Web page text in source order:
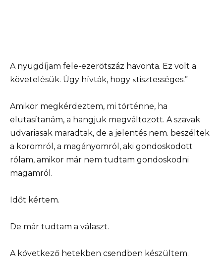
A nyugdíjam fele-ezerötszáz havonta. Ez volt a
követelésük. Úgy hívták, hogy «tisztességes.”
Amikor megkérdeztem, mi történne, ha
elutasítanám, a hangjuk megváltozott. A szavak
udvariasak maradtak, de a jelentés nem. beszéltek
a koromról, a magányomról, aki gondoskodott
rólam, amikor már nem tudtam gondoskodni
magamról.
Időt kértem.
De már tudtam a választ.
A következő hetekben csendben készültem.